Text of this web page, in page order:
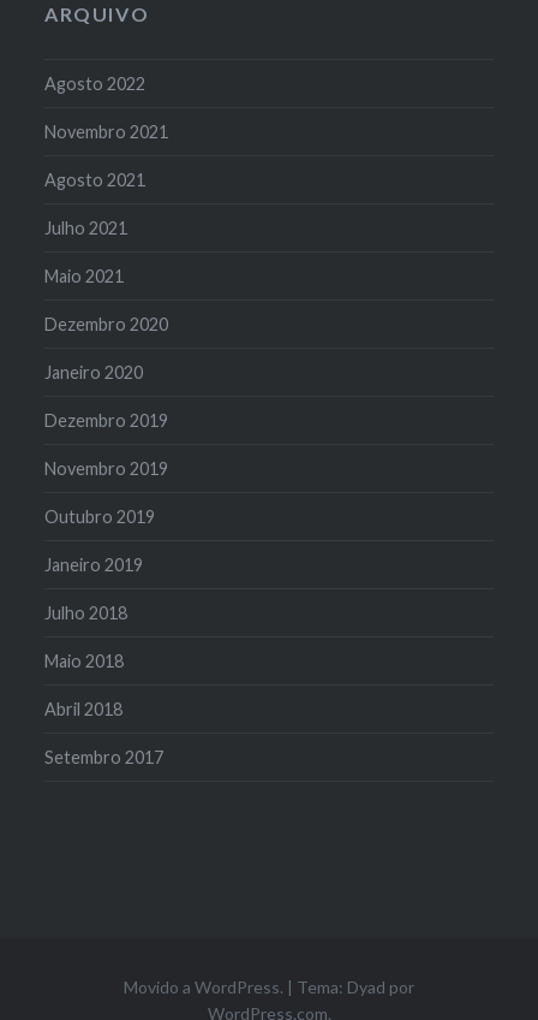
ARQUIVO
Agosto 2022
Novembro 2021
Agosto 2021
Julho 2021
Maio 2021
Dezembro 2020
Janeiro 2020
Dezembro 2019
Novembro 2019
Outubro 2019
Janeiro 2019
Julho 2018
Maio 2018
Abril 2018
Setembro 2017
Movido a WordPress. | Tema: Dyad por
WordPress.com.